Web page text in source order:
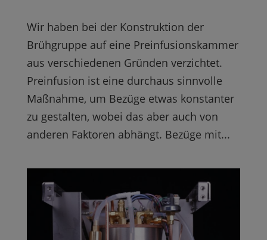
Wir haben bei der Konstruktion der
Brühgruppe auf eine Preinfusionskammer
aus verschiedenen Gründen verzichtet.
Preinfusion ist eine durchaus sinnvolle
Maßnahme, um Bezüge etwas konstanter
zu gestalten, wobei das aber auch von
anderen Faktoren abhängt. Bezüge mit...